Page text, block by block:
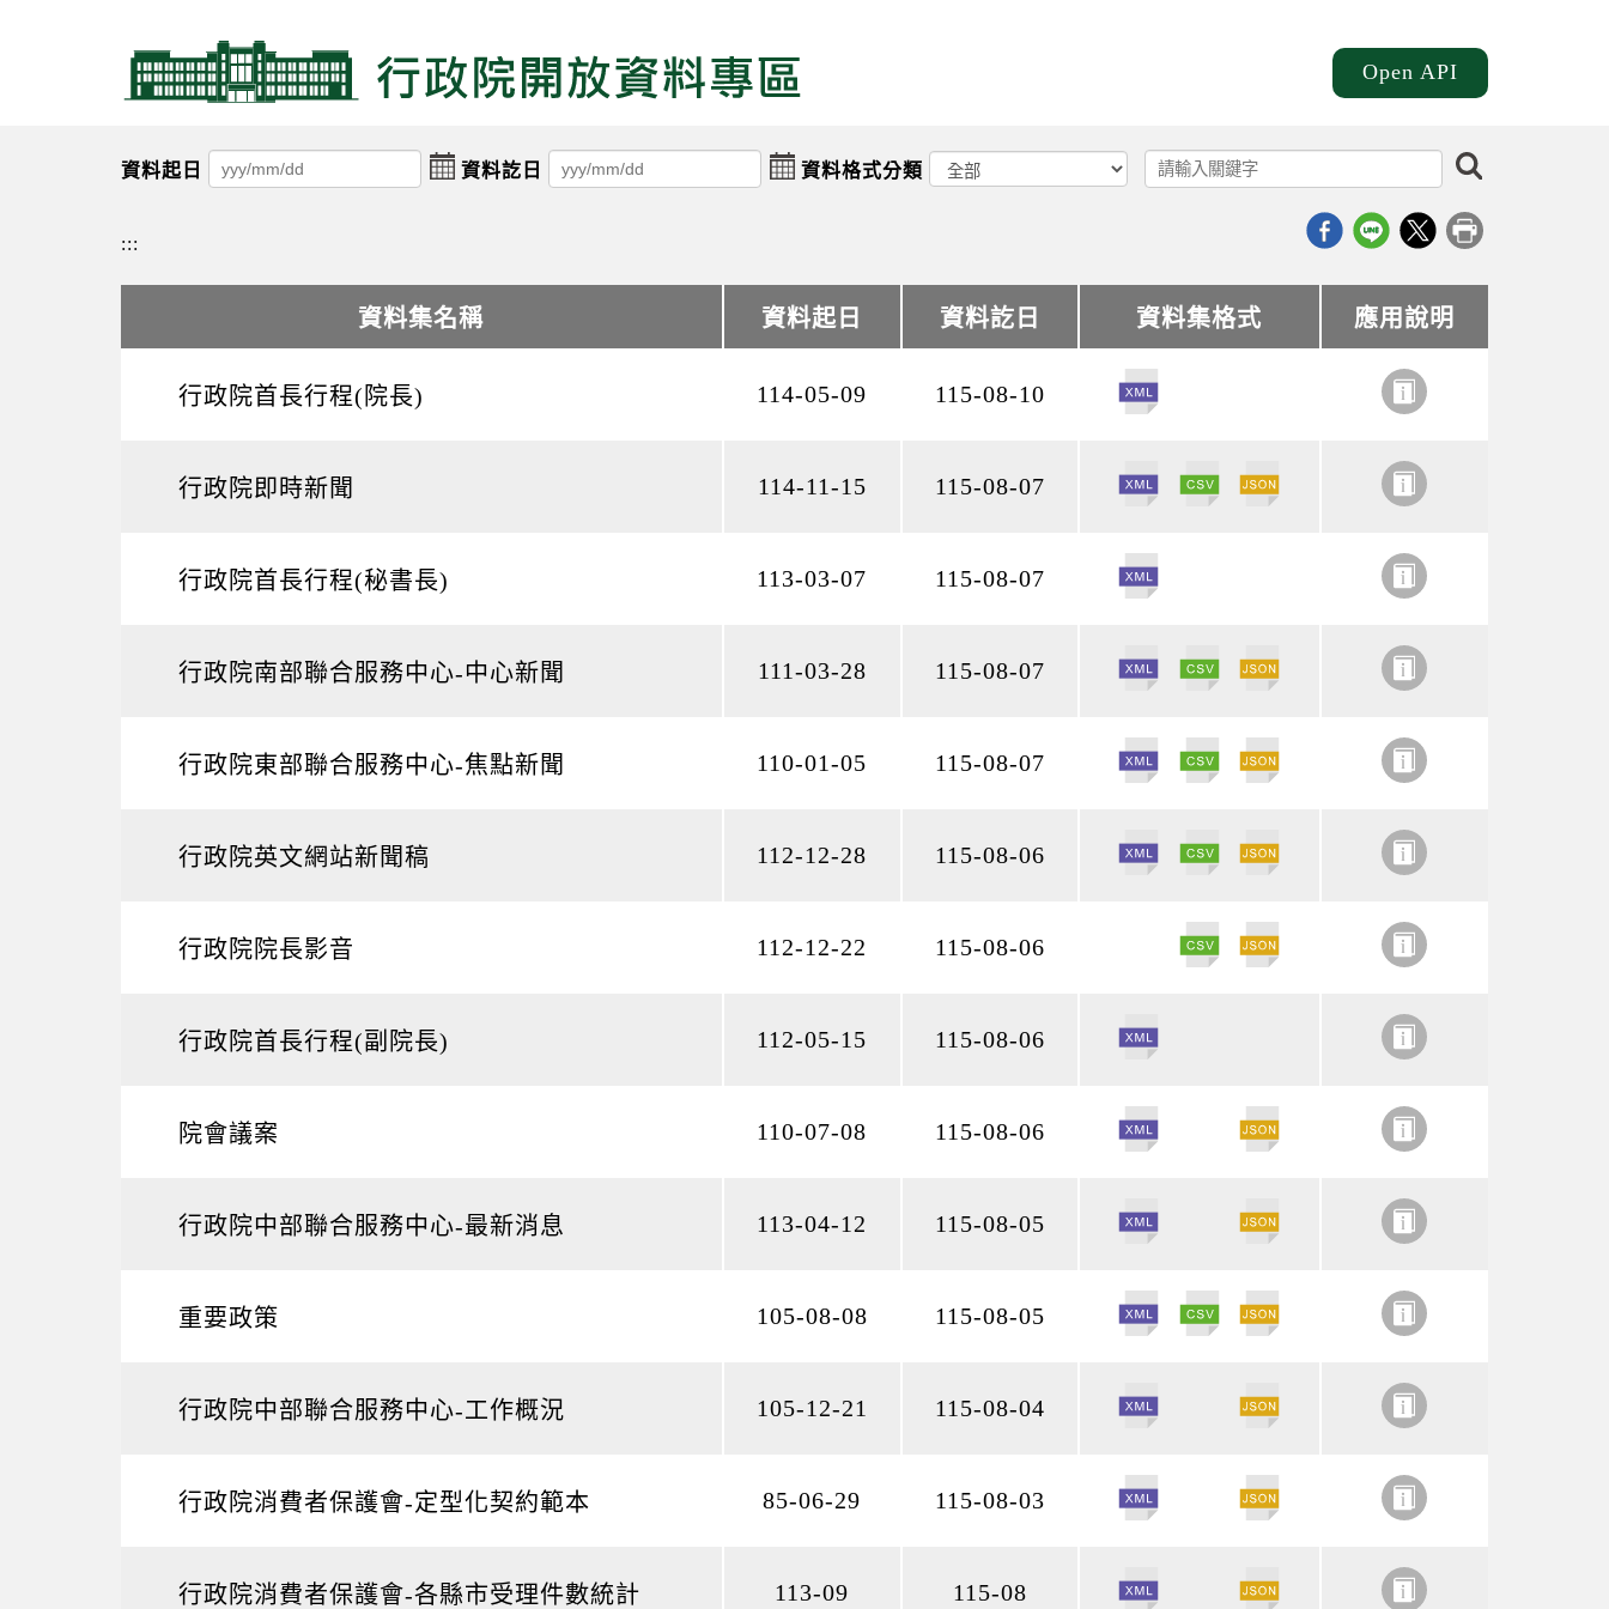
Open API
資料起日 點擊選擇日期起日
資料訖日 點擊選擇日期迄日
資料格式分類 搜尋
:::
資料集名稱 資料起日 資料訖日 資料集格式 應用說明
行政院首長行程(院長) 114-05-09 115-08-10
行政院即時新聞 114-11-15 115-08-07
行政院首長行程(秘書長) 113-03-07 115-08-07
行政院南部聯合服務中心-中心新聞 111-03-28 115-08-07
行政院東部聯合服務中心-焦點新聞 110-01-05 115-08-07
行政院英文網站新聞稿 112-12-28 115-08-06
行政院院長影音 112-12-22 115-08-06
行政院首長行程(副院長) 112-05-15 115-08-06
院會議案 110-07-08 115-08-06
行政院中部聯合服務中心-最新消息 113-04-12 115-08-05
重要政策 105-08-08 115-08-05
行政院中部聯合服務中心-工作概況 105-12-21 115-08-04
行政院消費者保護會-定型化契約範本 85-06-29 115-08-03
行政院消費者保護會-各縣市受理件數統計 113-09 115-08
資料集名稱 資料起日 資料訖日 資料集格式 應用說明